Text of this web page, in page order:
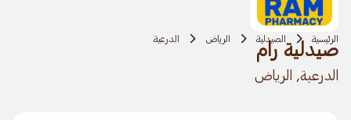
الرئيسية الصيدلية الرياض الدرعية
صيدلية رام
الدرعية, الرياض